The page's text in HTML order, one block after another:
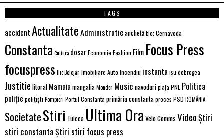
TAGS
accidentActualitateAdministratieanchetăblocCernavoda
Constanta Cultura dosarEconomie Fashion Film Focus Press
focuspress Ilie Bolojan Imobiliare Auto Incendiu instanta isu dobrogea
Justitie litoral Mamaia mangaliaMonden Music navodariplaja PNL Politica
poliție polițiști Pompieri Portul Constanta primăria constantaproces PSD ROMÂNIA
SocietateStiri Tulcea Ultima Ora Velo Comms VideoȘtiri
stiri constantaȘtiri stiri focus press